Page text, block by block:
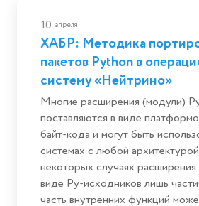
10 апреля
ХАБР: Методика
пакетов Python в
систему «Нейтрино»
Многие расширения (модули)
поставляются в виде
байт-кода и могут быть
системах с любой
некоторых случаях расширения
виде Py-исходников лишь
часть внутренних функций